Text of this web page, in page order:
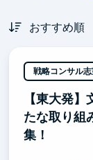
おすすめ順
戦略コンサル
【東大発
たな取り組
集！